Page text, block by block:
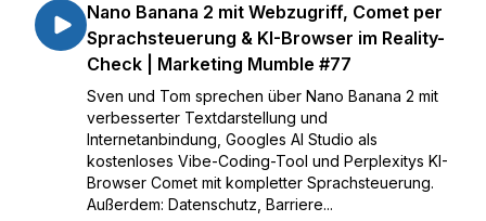
Nano Banana 2 mit Webzugriff, Comet per
Sprachsteuerung & KI-Browser im Reality-
Check | Marketing Mumble #77
Sven und Tom sprechen über Nano Banana 2 mit
verbesserter Textdarstellung und
Internetanbindung, Googles AI Studio als
kostenloses Vibe-Coding-Tool und Perplexitys KI-
Browser Comet mit kompletter Sprachsteuerung.
Außerdem: Datenschutz, Barriere...